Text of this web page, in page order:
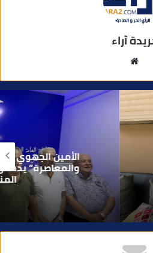
آراء
ق
ع
ا
ل
ب
سياسة
حنيش وقيادات “الأصالة
مقراً جديداً للحزب بتراب
مراكش